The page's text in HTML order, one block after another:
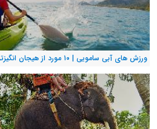
ورزش های آبی سامویی | ۱۰ مورد از هیجان انگیزترین تفریحات سامویی